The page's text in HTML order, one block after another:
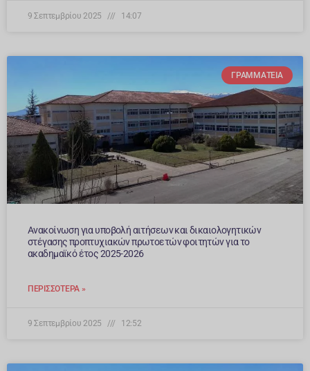
9 Σεπτεμβρίου 2025 14:07
ΓΡΑΜΜΑΤΕΊΑ
Ανακοίνωση για υποβολή αιτήσεων και δικαιολογητικών
στέγασης προπτυχιακών πρωτοετών φοιτητών για το
ακαδημαϊκό έτος 2025-2026
ΠΕΡΙΣΣΌΤΕΡΑ »
9 Σεπτεμβρίου 2025 12:52